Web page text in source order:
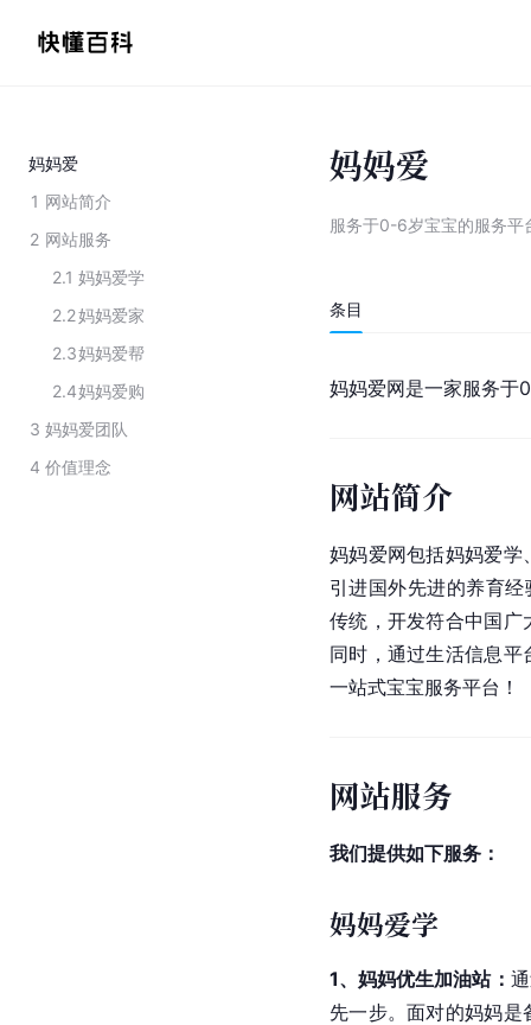
妈妈爱
1 网站简介
2 网站服务
2.1 妈妈爱学
2.2妈妈爱家
2.3妈妈爱帮
2.4妈妈爱购
3 妈妈爱团队
4 价值理念
妈妈爱
服务于0-6岁宝宝的服务平
条目
妈妈爱网是一家服务于
网站简介
妈妈爱网包括妈妈爱学
引进国外先进的养育
传统，开发符合中国广
同时，通过生活信息
一站式宝宝服务平台！
网站服务
我们提供如下服务：
妈妈爱学
1、妈妈优生加油站：
先一步。面对的妈妈是